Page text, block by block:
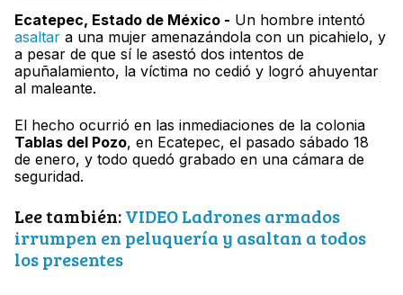
Ecatepec, Estado de México - Un hombre intentó
asaltar a una mujer amenazándola con un picahielo, y
a pesar de que sí le asestó dos intentos de
apuñalamiento, la víctima no cedió y logró ahuyentar
al maleante.
El hecho ocurrió en las inmediaciones de la colonia
Tablas del Pozo, en Ecatepec, el pasado sábado 18
de enero, y todo quedó grabado en una cámara de
seguridad.
Lee también:VIDEO Ladrones armados
irrumpen en peluquería y asaltan a todos
los presentes